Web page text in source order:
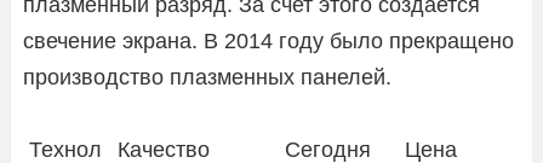
свечение экрана. В 2014 году было прекращено
производство плазменных панелей.
Технол
Качество
Сегодня Цена